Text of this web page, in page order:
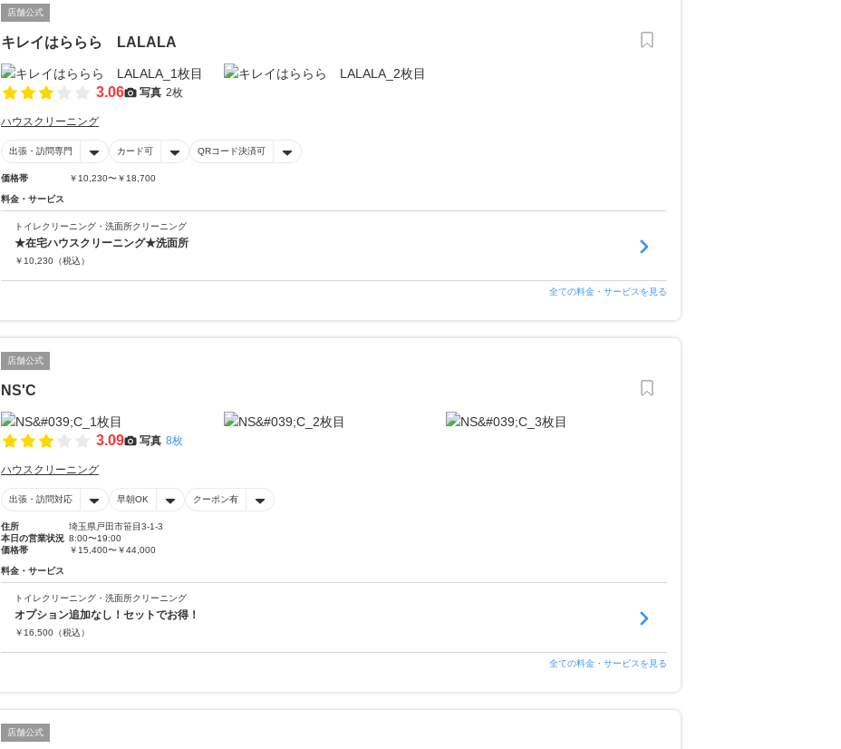
店舗公式
キレイはららら LALALA
3.06 写真 2枚
ハウスクリーニング
出張・訪問専門 カード可 QRコード決済可
価格帯 ￥10,230〜￥18,700
料金・サービス
トイレクリーニング・洗面所クリーニング
★在宅ハウスクリーニング★洗面所
￥ 10,230 （税込）
全ての料金・サービスを見る
店舗公式
NS'C
3.09 写真 8枚
ハウスクリーニング
出張・訪問対応 早朝OK クーポン有
住所
埼玉県戸田市笹目3-1-3
本日の営業状況 8:00〜19:00
価格帯
￥15,400〜￥44,000
料金・サービス
トイレクリーニング・洗面所クリーニング
オプション追加なし！セットでお得！
￥ 16,500 （税込）
全ての料金・サービスを見る
店舗公式